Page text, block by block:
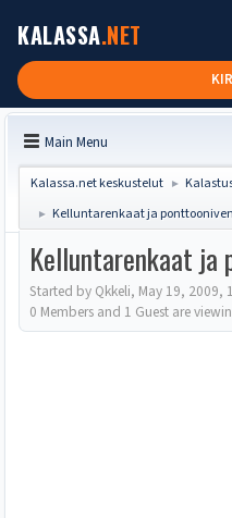
KALASSA.NET
Main Menu
Kalassa.net keskustelut ►
► Kelluntarenkaat ja
Kelluntarenkaat ja
Started by Qkkeli, May 19, 2009,
0 Members and 1 Guest are